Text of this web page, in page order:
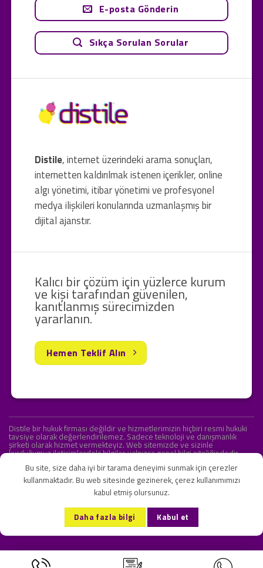
Distile, internet üzerindeki arama sonuçları,
internetten kaldırılmak istenen içerikler, online
algı yönetimi, itibar yönetimi ve profesyonel
medya ilişkileri konularında uzmanlaşmış bir
dijital ajanstır.
E-posta Gönderin
Sıkça Sorulan Sorular
Kalıcı bir çözüm için yüzlerce kurum
ve kişi tarafından güvenilen,
kanıtlanmış sürecimizden
yararlanın.
Hemen Teklif Alın
Distile bir hukuk firması değildir ve hizmetlerimizin hiçbiri resmi hukuki
tavsiye olarak değerlendirilemez. Sadece teknoloji ve danışmanlık
şirketi olarak hizmet vermekteyiz. Web sitemizde ve sizinle
kurduğumuz iletişimlerdeki bilgiler yalnızca genel bilgi niteliğindedir.
KVKK ve Gizlilik Sözleşmesi S.S.S. İletişim
Copyright 2026 ©Onlipr Teknoloji ve Ticaret A.Ş.
Bu site, size daha iyi bir tarama deneyimi sunmak için çerezler
kullanmaktadır. Bu web sitesinde gezinerek, çerez kullanımımızı
kabul etmiş olursunuz.
Daha fazla bilgi Kabul et